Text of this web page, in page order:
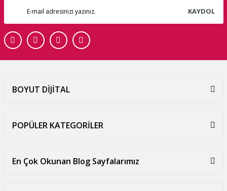
KAYDOL
BOYUT DİJİTAL
POPÜLER KATEGORİLER
En Çok Okunan Blog Sayfalarımız